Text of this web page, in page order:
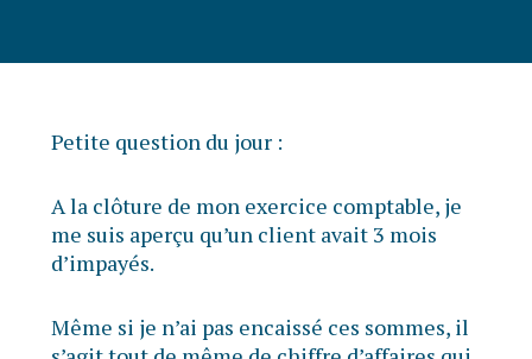
Petite question du jour :
A la clôture de mon exercice comptable, je
me suis aperçu qu’un client avait 3 mois
d’impayés.
Même si je n’ai pas encaissé ces sommes, il